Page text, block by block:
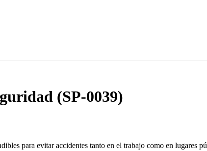
(SP-0039)
para evitar accidentes tanto en el trabajo como en lugares